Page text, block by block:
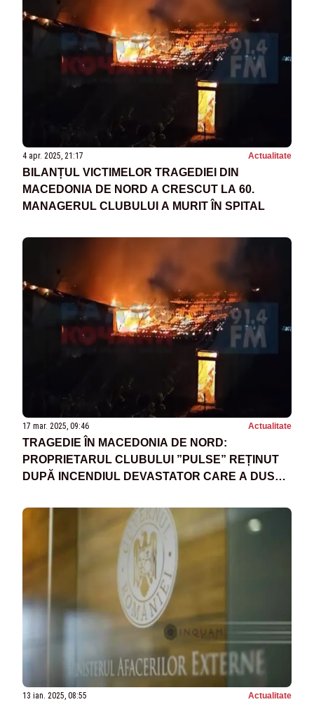
4 apr. 2025, 21:17 Actualitate
BILANȚUL VICTIMELOR TRAGEDIEI DIN
MACEDONIA DE NORD A CRESCUT LA 60.
MANAGERUL CLUBULUI A MURIT ÎN SPITAL
17 mar. 2025, 09:46 Actualitate
TRAGEDIE ÎN MACEDONIA DE NORD:
PROPRIETARUL CLUBULUI ”PULSE” REȚINUT
DUPĂ INCENDIUL DEVASTATOR CARE A DUS
13 ian. 2025, 08:55 Actualitate